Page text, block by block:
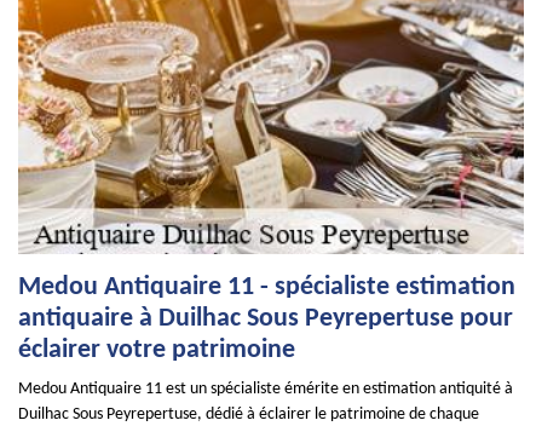
Medou Antiquaire 11 - spécialiste estimation
antiquaire à Duilhac Sous Peyrepertuse pour
éclairer votre patrimoine
Medou Antiquaire 11 est un spécialiste émérite en estimation antiquité à
Duilhac Sous Peyrepertuse, dédié à éclairer le patrimoine de chaque